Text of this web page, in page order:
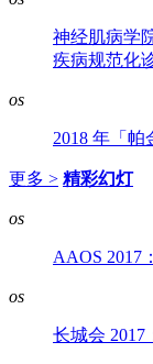
神经肌病学
疾病规范化
os
2018 年「帕
更多 > 精彩幻灯
os
AAOS 2017
os
长城会